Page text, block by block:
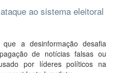
ao sistema eleitoral
a desinformação desafia
de notícias falsas ou
por líderes políticos na